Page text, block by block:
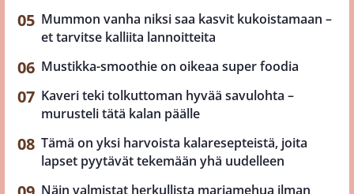
Mummon vanha niksi saa kasvit kukoistamaan –
et tarvitse kalliita lannoitteita
Mustikka-smoothie on oikeaa super foodia
Kaveri teki tolkuttoman hyvää savulohta –
murusteli tätä kalan päälle
Tämä on yksi harvoista kalaresepteistä, joita
lapset pyytävät tekemään yhä uudelleen
Näin valmistat herkullista marjamehua ilman